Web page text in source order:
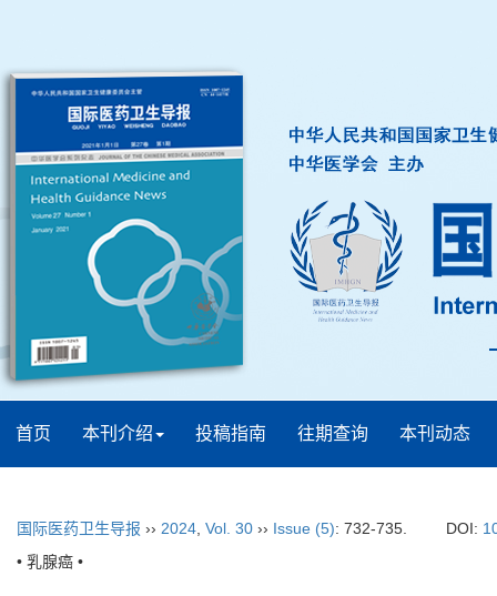
首页 本刊介绍 投稿指南 往期查询 本刊动态
国际医药卫生导报 ›› 2024 Vol. 30 ›› Issue (5): 732-735. DOI:
• 乳腺癌 •